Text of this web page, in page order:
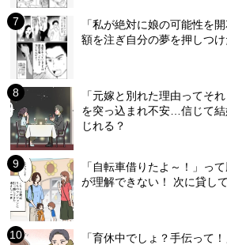
「私が絶対に娘の可能性を
額を注ぎ自分の夢を押しつ
「元嫁と別れた理由ってそ
を突っ込まれ不安…信じて
じれる？
「自転車借りたよ～！」っ
が理解できない！ 次に貸し
「育休中でしょ？手伝って